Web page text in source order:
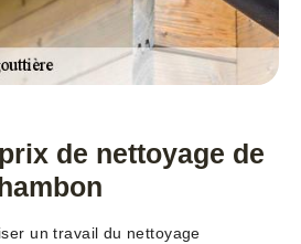
de nettoyage de
un travail du nettoyage